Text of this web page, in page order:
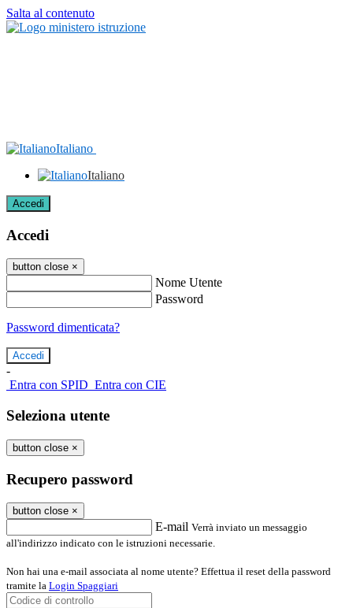
Salta al contenuto
Italiano
Italiano
Accedi
Accedi
button close ×
Nome Utente
Password
Password dimenticata?
-
Entra con SPID Entra con CIE
Seleziona utente
button close ×
Recupero password
button close ×
E-mail Verrà inviato un messaggio
all'indirizzo indicato con le istruzioni necessarie.
Non hai una e-mail associata al nome utente? Effettua il reset della password
tramite la Login Spaggiari